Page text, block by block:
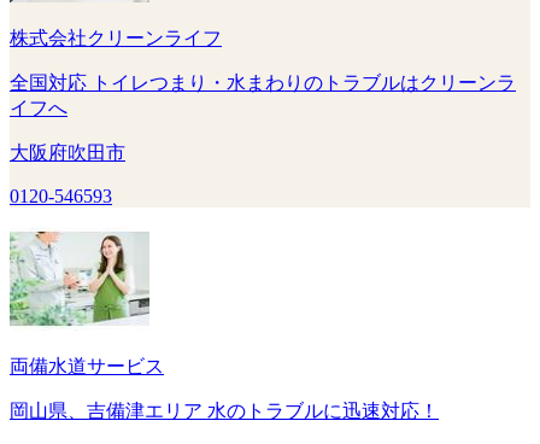
株式会社クリーンライフ
全国対応 トイレつまり・水まわりのトラブルはクリーンラ
イフへ
大阪府吹田市
0120-546593
両備水道サービス
岡山県、吉備津エリア 水のトラブルに迅速対応！